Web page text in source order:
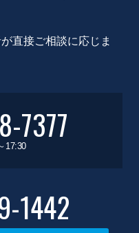
直接ご相談に応じま
7377
17:30
1442